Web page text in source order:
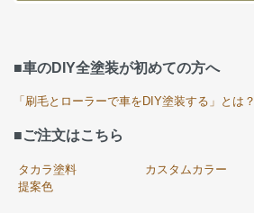
■車のDIY全塗装が初めての方へ
「刷毛とローラーで車をDIY塗装する」とは？
■ご注文はこちら
タカラ塗料
提案色
カスタムカラー